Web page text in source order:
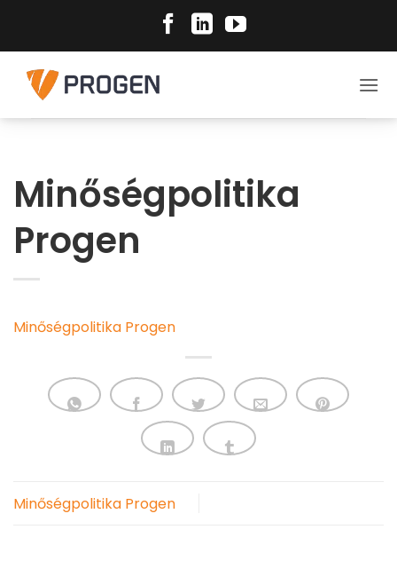
content
Minőségpolitika
Progen
Minőségpolitika Progen
Minőségpolitika Progen